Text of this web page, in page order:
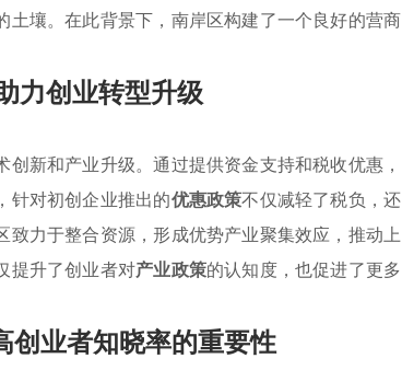
壤。在此背景下，南岸区构建了一个良好的营商
力创业转型升级
新和产业升级。通过提供资金支持和税收优惠，
针对初创企业推出的优惠政策不仅减轻了税负，还
力于整合资源，形成优势产业聚集效应，推动上
提升了创业者对产业政策的认知度，也促进了更多
创业者知晓率的重要性